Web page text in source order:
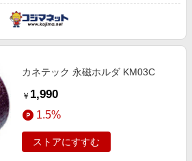
カネテック 永磁ホルダ KM03C
￥ 1,990
1.5%
ストアにすすむ